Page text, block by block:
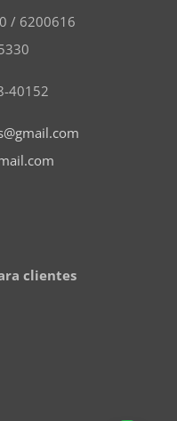
/ 6200616
40152
clientes